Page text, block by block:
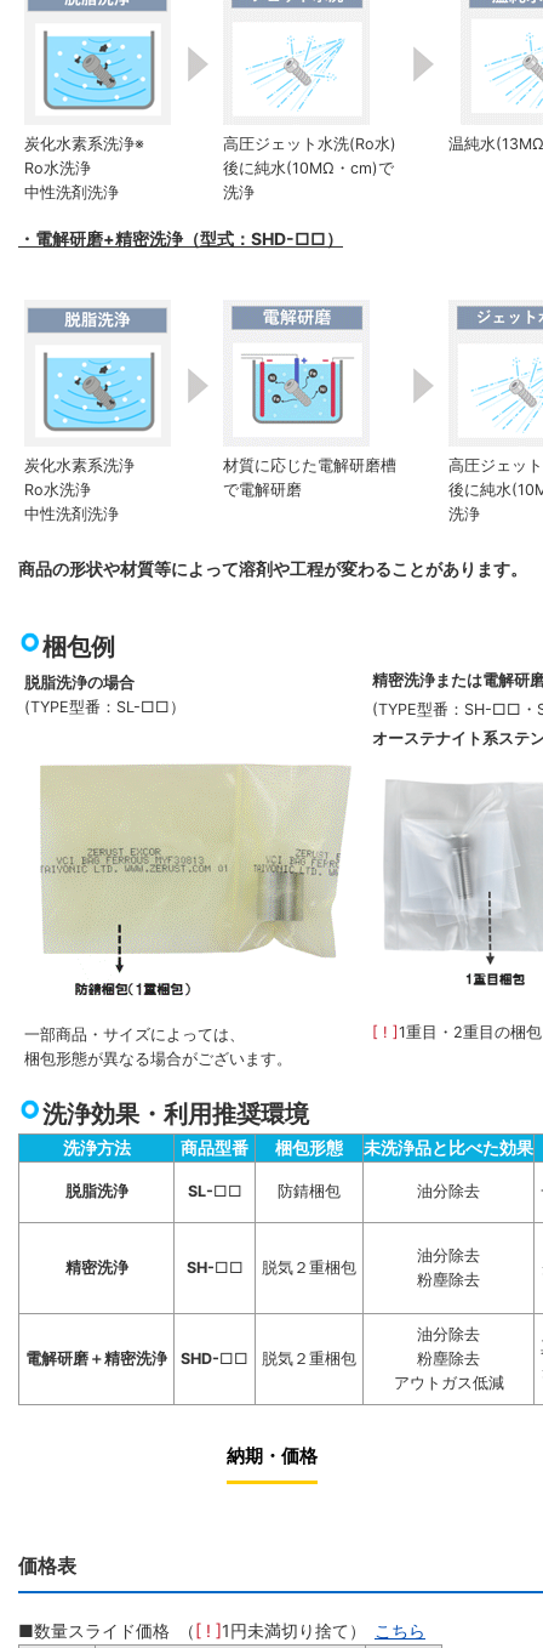
炭化水素系洗浄※
Ro水洗浄
中性洗剤洗浄
高圧ジェット水洗(Ro水)
後に純水(10MΩ・cm)で
洗浄
温純水
・電解研磨+精密洗浄（型式：SHD-□□）
炭化水素系洗浄
Ro水洗浄
中性洗剤洗浄
材質に応じた電解研磨槽
で電解研磨
高圧ジェッ
後に純水
洗浄
商品の形状や材質等によって溶剤や工程が変わることがあります。
梱包例
脱脂洗浄の場合
(TYPE型番：SL-□□）
精密洗浄または電解研
(TYPE型番：SH-□□
オーステナイト系ステ
一部商品・サイズによっては、
梱包形態が異なる場合がございます。
[ ! ] 1重目・2重目の梱
洗浄効果・利用推奨環境
洗浄方法 商品型番 梱包形態 未洗浄品と比べた効果
脱脂洗浄 SL-□□ 防錆梱包 油分除去
精密洗浄 SH-□□ 脱気２重梱包
油分除去
粉塵除去
電解研磨＋精密洗浄 SHD-□□ 脱気２重梱包
油分除去
粉塵除去
アウトガス低減
納期・価格
価格表
■数量スライド価格 （[ ! ]1円未満切り捨て） こちら